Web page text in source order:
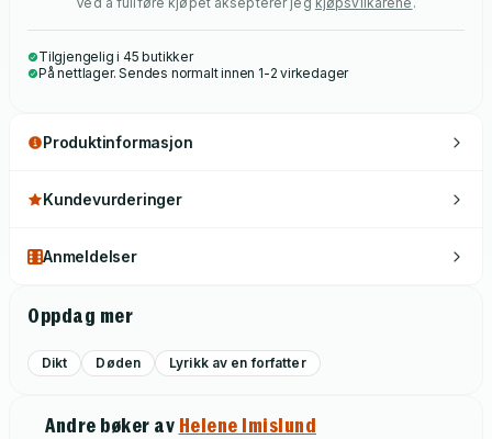
Tilgjengelig i 45 butikker
På nettlager. Sendes normalt innen 1-2 virkedager
Produktinformasjon
Kundevurderinger
Anmeldelser
Oppdag mer
Dikt Døden Lyrikk av en forfatter
Andre bøker av Helene Imislund